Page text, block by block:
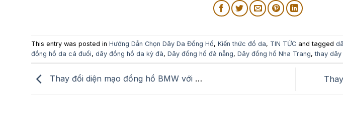
This entry was posted in Hướng Dẫn Chọn Dây Da Đồng Hồ, Kiến thức đồ da, TIN TỨC and tagged
đồng hồ da cá đuối, dây đồng hồ da kỳ đà, Dây đồng hồ đà nẵng, Dây đồng hồ Nha Trang,thay dây
Thay đổi diện mạo đồng hồ BMW với dây da cá đuối